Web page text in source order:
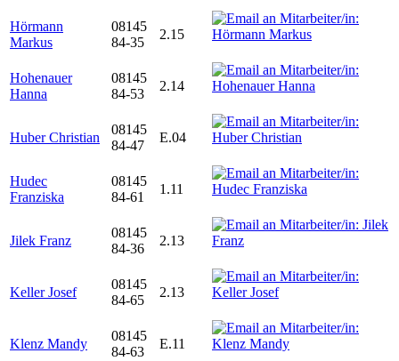
Hörmann
Markus
08145
84-35
2.15
Hohenauer
Hanna
08145
84-53
2.14
Huber Christian
08145
84-47
E.04
Hudec
Franziska
08145
84-61
1.11
Jilek Franz
08145
84-36
2.13
Keller Josef
08145
84-65
2.13
Klenz Mandy
08145
84-63
E.11